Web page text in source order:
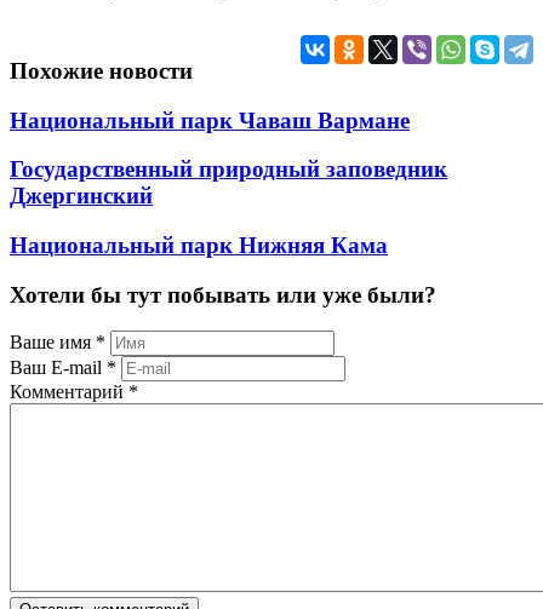
Похожие новости
Национальный парк Чаваш Вармане
Государственный природный заповедник
Джергинский
Национальный парк Нижняя Кама
Хотели бы тут побывать или уже были?
Ваше имя *
Ваш E-mail *
Комментарий *